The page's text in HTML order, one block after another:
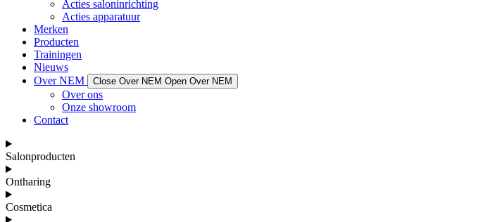
Acties saloninrichting
Acties apparatuur
Merken
Producten
Trainingen
Nieuws
Over NEM
Close Over NEM Open Over NEM
Over ons
Onze showroom
Contact
Salonproducten
Ontharing
Cosmetica